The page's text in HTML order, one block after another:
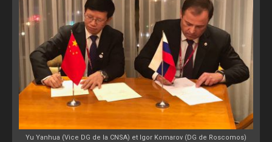
Yu Yanhua (Vice DG de la CNSA) et Igor Komarov (DG de Roscomos)